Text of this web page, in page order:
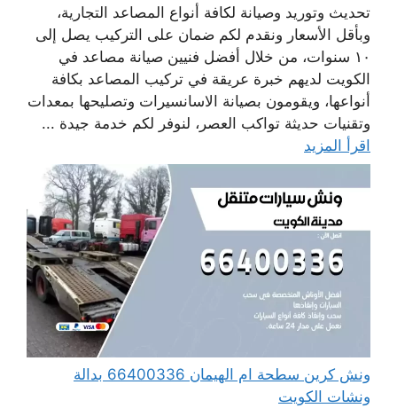
تحديث وتوريد وصيانة لكافة أنواع المصاعد التجارية،
وبأقل الأسعار ونقدم لكم ضمان على التركيب يصل إلى
١٠ سنوات، من خلال أفضل فنيين صيانة مصاعد في
الكويت لديهم خبرة عريقة في تركيب المصاعد بكافة
أنواعها، ويقومون بصيانة الاسانسيرات وتصليحها بمعدات
وتقنيات حديثة تواكب العصر، لنوفر لكم خدمة جيدة ...
اقرأ المزيد
ونش كرين سطحة ام الهيمان 66400336 بدالة
ونشات الكويت